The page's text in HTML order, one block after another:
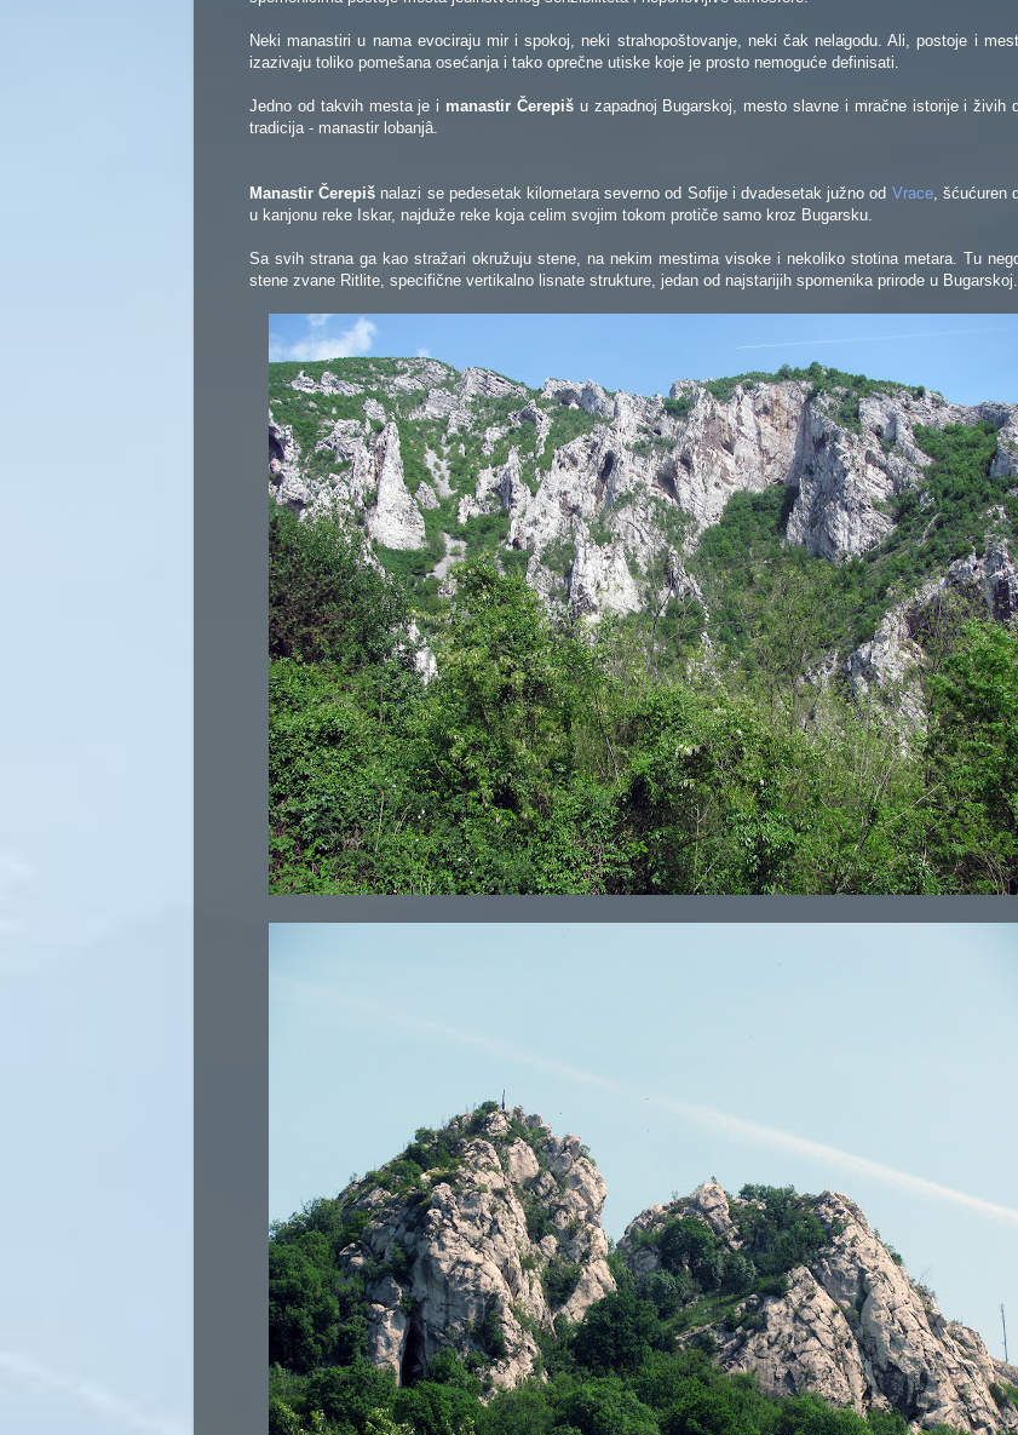
Neki manastiri u nama evociraju mir i spokoj, neki strahopoštovanje, neki čak nelagodu. Ali, postoje i
izazivaju toliko pomešana osećanja i tako oprečne utiske koje je prosto nemoguće definisati.
Jedno od takvih mesta je i manastir Čerepišu zapadnoj Bugarskoj, mesto slavne i mračne istorije i živih
tradicija - manastir lobanjâ.
Manastir Čerepiš nalazi se pedesetak kilometara severno od Sofije i dvadesetak južno od Vrace, šćućuren
u kanjonu reke Iskar, najduže reke koja celim svojim tokom protiče samo kroz Bugarsku.
Sa svih strana ga kao stražari okružuju stene, na nekim mestima visoke i nekoliko stotina metara. Tu
stene zvane Ritlite, specifične vertikalno lisnate strukture, jedan od najstarijih spomenika prirode u Bugarskoj.